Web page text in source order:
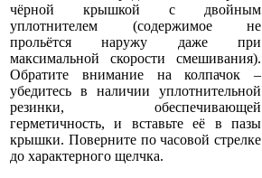
чёрной крышкой с двойным
уплотнителем (содержимое не
прольётся наружу даже при
максимальной скорости смешивания).
Обратите внимание на колпачок –
убедитесь в наличии уплотнительной
резинки, обеспечивающей
герметичность, и вставьте её в пазы
крышки. Поверните по часовой стрелке
до характерного щелчка.